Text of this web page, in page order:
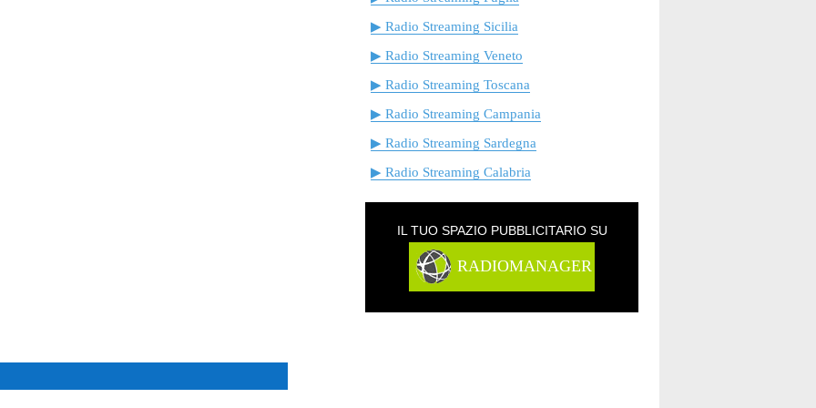
▶ Radio Streaming Sicilia
▶ Radio Streaming Veneto
▶ Radio Streaming Toscana
▶ Radio Streaming Campania
▶ Radio Streaming Sardegna
▶ Radio Streaming Calabria
IL TUO SPAZIO PUBBLICITARIO SU
RADIOMANAGER